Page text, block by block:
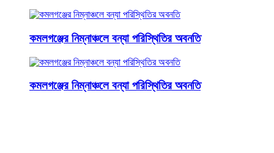
কমলগঞ্জের নিম্নাঞ্চলে বন্যা পরিস্থিতির অবনতি
কমলগঞ্জের নিম্নাঞ্চলে বন্যা পরিস্থিতির অবনতি